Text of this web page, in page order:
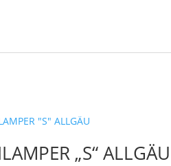
„S“ ALLGÄU